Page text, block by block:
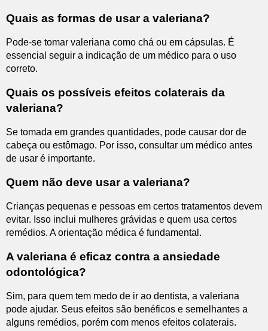
Quais as formas de usar a valeriana?
Pode-se tomar valeriana como chá ou em cápsulas. É
essencial seguir a indicação de um médico para o uso
correto.
Quais os possíveis efeitos colaterais da
valeriana?
Se tomada em grandes quantidades, pode causar dor de
cabeça ou estômago. Por isso, consultar um médico antes
de usar é importante.
Quem não deve usar a valeriana?
Crianças pequenas e pessoas em certos tratamentos devem
evitar. Isso inclui mulheres grávidas e quem usa certos
remédios. A orientação médica é fundamental.
A valeriana é eficaz contra a ansiedade
odontológica?
Sim, para quem tem medo de ir ao dentista, a valeriana
pode ajudar. Seus efeitos são benéficos e semelhantes a
alguns remédios, porém com menos efeitos colaterais.